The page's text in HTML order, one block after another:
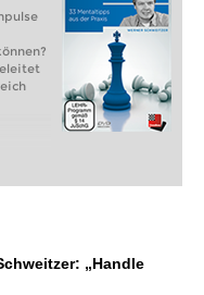
„Handle